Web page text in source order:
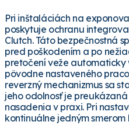
Pri inštaláciách na
poskytuje ochranu
Clutch. Táto bezpečnostná
pred poškodením a po
pretočení veže
pôvodne nastaveného
reverzný mechanizmus sa
jeho odolnosť je
nasadenia v praxi. Pri
kontinuálne jedným